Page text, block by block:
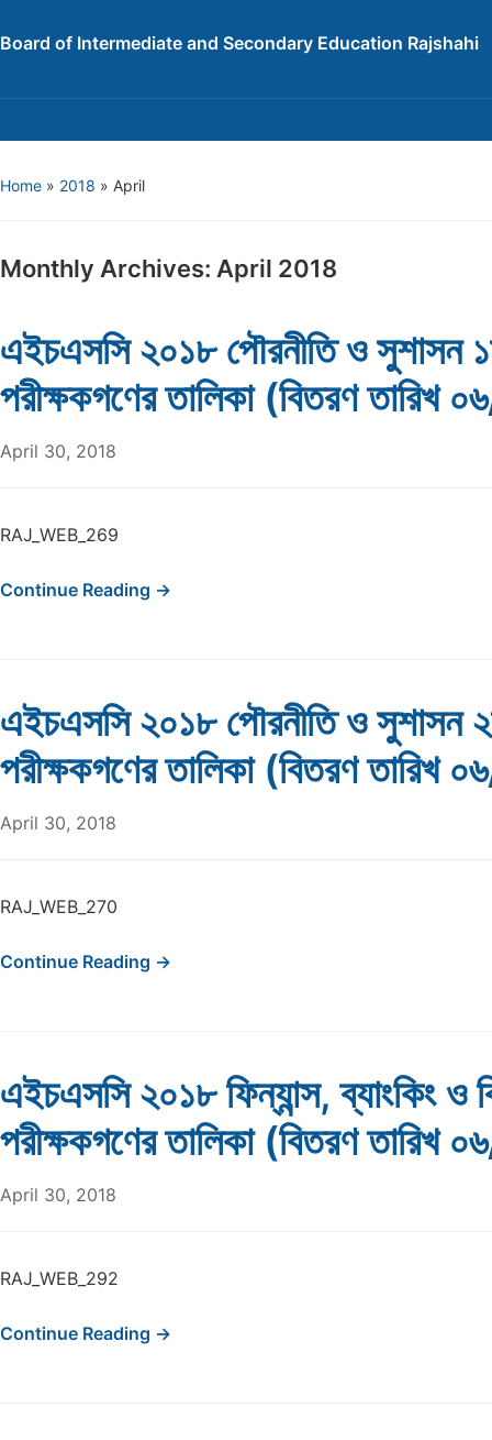
Board of Intermediate and Secondary Education Rajshahi
Home » 2018 » April
Monthly Archives: April 2018
এইচএসসি ২০১৮ পৌরনীতি ও সুশাসন
পরীক্ষকগণের তালিকা (বিতরণ তারিখ
April 30, 2018
RAJ_WEB_269
Continue Reading →
এইচএসসি ২০১৮ পৌরনীতি ও সুশাসন
পরীক্ষকগণের তালিকা (বিতরণ তারিখ
April 30, 2018
RAJ_WEB_270
Continue Reading →
এইচএসসি ২০১৮ ফিন্যান্স, ব্যাংকিং ও
পরীক্ষকগণের তালিকা (বিতরণ তারিখ
April 30, 2018
RAJ_WEB_292
Continue Reading →